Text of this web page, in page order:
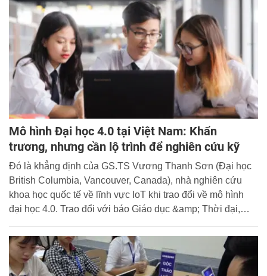
Mô hình Đại học 4.0 tại Việt Nam: Khẩn
trương, nhưng cần lộ trình để nghiên cứu kỹ
Đó là khẳng định của GS.TS Vương Thanh Sơn (Đại học
British Columbia, Vancouver, Canada), nhà nghiên cứu
khoa học quốc tế về lĩnh vực IoT khi trao đổi về mô hình
đại học 4.0. Trao đổi với báo Giáo dục &amp; Thời đại,
cách mạng công nghiệp 4.0 đến các trường đại học Việt
Nam và đưa ra một số giải pháp phát triển các trường đại
học truyền thống trong bối cảnh mới.